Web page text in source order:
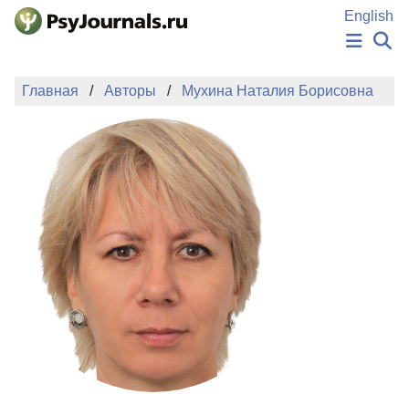
Перейти к основному содержанию
English
НОВОСТИ
АВТОРЫ
ПОДАТЬ РУКОПИСЬ
БАЗА ЗНАНИЙ
КЛЮЧЕВЫЕ СЛОВА
Регистрация
Главная Авторы Мухина Наталия Борисовна